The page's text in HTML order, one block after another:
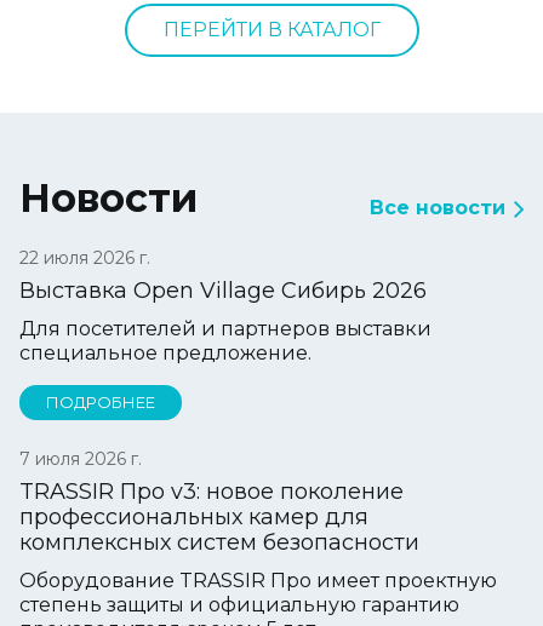
ПЕРЕЙТИ В КАТАЛОГ
Новости Все новости
22 июля 2026 г.
Выставка Open Village Сибирь 2026
Для посетителей и партнеров выставки
специальное предложение.
ПОДРОБНЕЕ
7 июля 2026 г.
TRASSIR Про v3: новое поколение
профессиональных камер для
комплексных систем безопасности
Оборудование TRASSIR Про имеет проектную
степень защиты и официальную гарантию